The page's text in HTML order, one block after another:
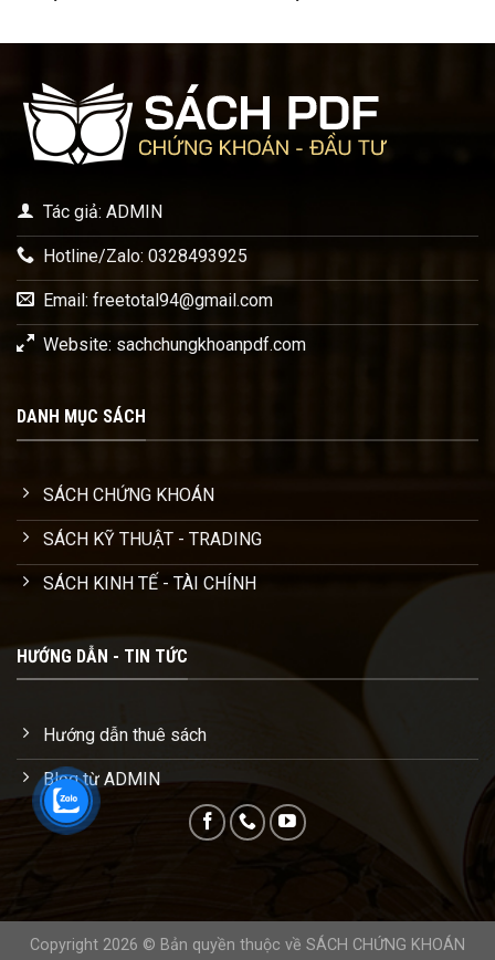
Tác giả: ADMIN
Hotline/Zalo: 0328493925
Email: freetotal94@gmail.com
Website: sachchungkhoanpdf.com
DANH MỤC SÁCH
SÁCH CHỨNG KHOÁN
SÁCH KỸ THUẬT - TRADING
SÁCH KINH TẾ - TÀI CHÍNH
HƯỚNG DẪN - TIN TỨC
Hướng dẫn thuê sách
Blog từ ADMIN
Copyright 2026 © Bản quyền thuộc về SÁCH CHỨNG KHOÁN